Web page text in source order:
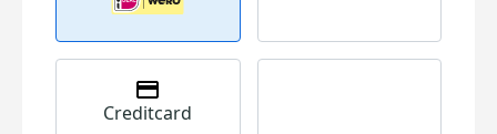
Creditcard